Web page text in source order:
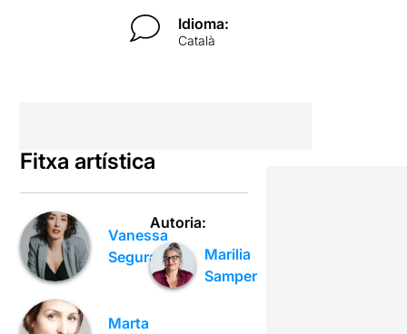
Idioma:
Català
Fitxa artística
Vanessa
Segura
Marta
Autoria:
Marilia
Samper